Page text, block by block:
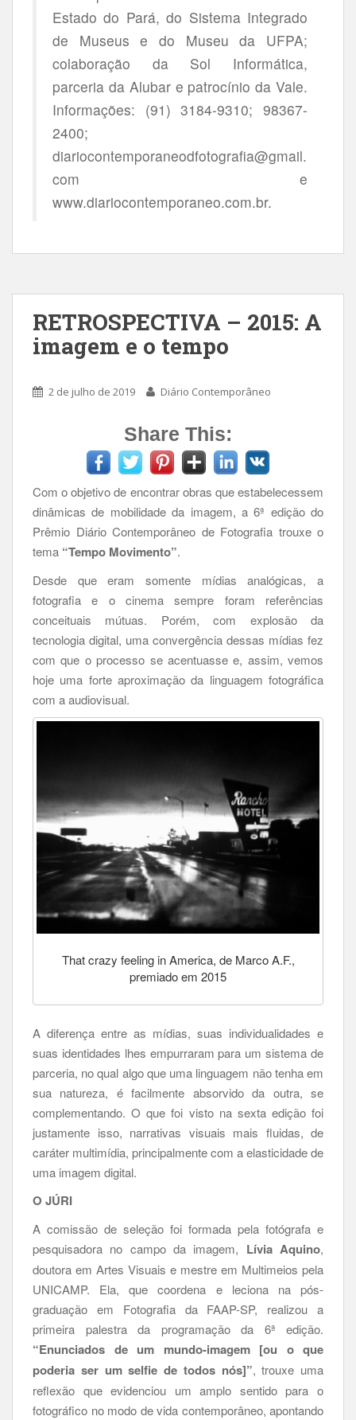
Estado do Pará, do Sistema Integrado
de Museus e do Museu da UFPA;
colaboração da Sol Informática,
parceria da Alubar e patrocínio da Vale.
Informações: (91) 3184-9310; 98367-
2400;
diariocontemporaneodfotografia@gmail.
com e
www.diariocontemporaneo.com.br.
RETROSPECTIVA – 2015: A
imagem e o tempo
2 de julho de 2019 Diário Contemporâneo
Share This:
Com o objetivo de encontrar obras que estabelecessem
dinâmicas de mobilidade da imagem, a 6ª edição do
Prêmio Diário Contemporâneo de Fotografia trouxe o
tema “Tempo Movimento”.
Desde que eram somente mídias analógicas, a
fotografia e o cinema sempre foram referências
conceituais mútuas. Porém, com explosão da
tecnologia digital, uma convergência dessas mídias fez
com que o processo se acentuasse e, assim, vemos
hoje uma forte aproximação da linguagem fotográfica
com a audiovisual.
That crazy feeling in America, de Marco A.F.,
premiado em 2015
A diferença entre as mídias, suas individualidades e
suas identidades lhes empurraram para um sistema de
parceria, no qual algo que uma linguagem não tenha em
sua natureza, é facilmente absorvido da outra, se
complementando. O que foi visto na sexta edição foi
justamente isso, narrativas visuais mais fluidas, de
caráter multimídia, principalmente com a elasticidade de
uma imagem digital.
O JÚRI
A comissão de seleção foi formada pela fotógrafa e
pesquisadora no campo da imagem, Lívia Aquino,
doutora em Artes Visuais e mestre em Multimeios pela
UNICAMP. Ela, que coordena e leciona na pós-
graduação em Fotografia da FAAP-SP, realizou a
primeira palestra da programação da 6ª edição.
“Enunciados de um mundo-imagem [ou o que
poderia ser um selfie de todos nós]”, trouxe uma
reflexão que evidenciou um amplo sentido para o
fotográfico no modo de vida contemporâneo, apontando